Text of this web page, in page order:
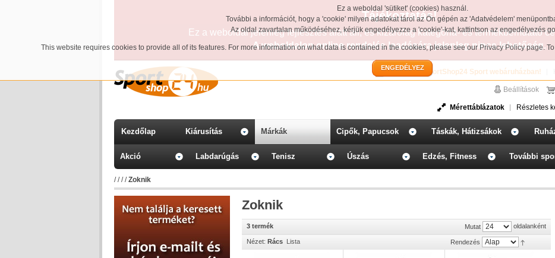
Ez a weboldal 'sütiket' (cookies) használ.
További a információt, hogy a 'cookie' milyen adatokat tárol az Ön gépén az 'Adatvédelem'
Az oldal zavartalan működéséhez, kérjük engedélyezze a 'cookie'-kat, kattintson az engedélyezés
This website requires cookies to provide all of its features. For more information on what data is contained in the cookies, please see ourPrivacy Policy page.
ENGEDÉLYEZ
Tájékoztatás!
Ez a weboldal jelenleg fejlesztés alatt áll, és kizárólag kategória- és termékbemutató
A weboldalon online rendelés leadására jelenleg nincs lehetőség.
Üdvözöljük a SportShop24 Sport webáruházban!
Beállítások
Mérettáblázatok Részletes
Kezdőlap Kiárusítás Márkák Cipők, Papucsok Táskák, Hátizsákok
Akció Labdarúgás Tenisz Úszás Edzés, Fitness További
////Zoknik
Zoknik
3 termék Mutat oldalanként
Nézet: Rács Lista Rendezés